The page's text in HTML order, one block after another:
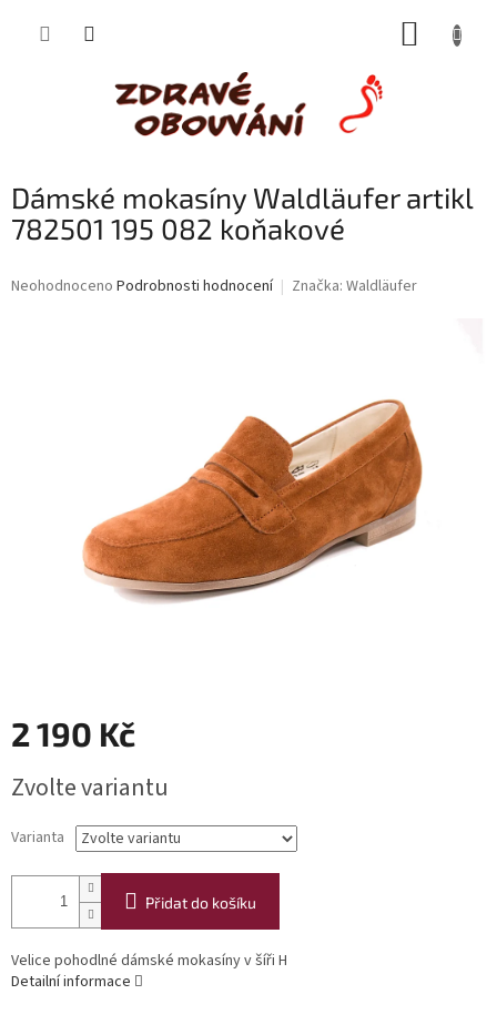
Dámské mokasíny Waldläufer artikl
782501 195 082 koňakové
Průměrné
Neohodnoceno Podrobnosti hodnocení Značka: Waldläufer
2 190 Kč
cena:
Zvolte variantu
Varianta
Přidat do košíku
Velice pohodlné dámské mokasíny v šíři H
Detailní informace